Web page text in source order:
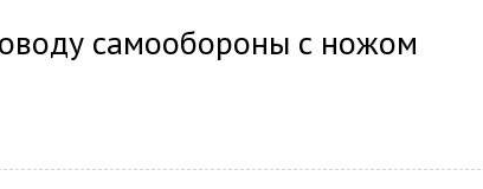
самообороны с ножом